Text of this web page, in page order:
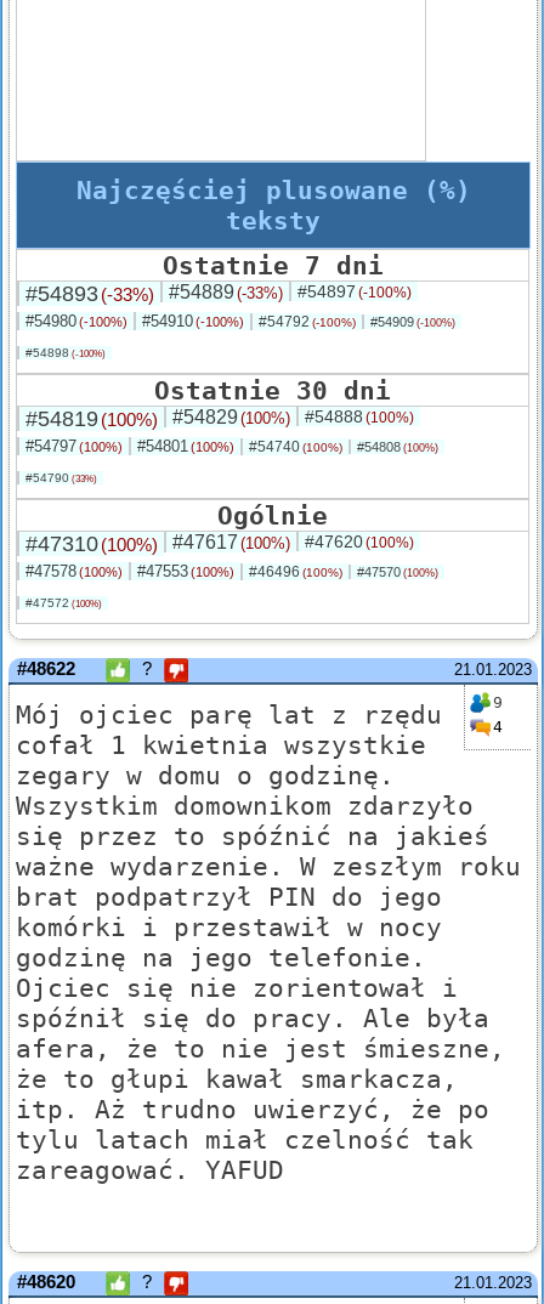
Najczęściej plusowane (%)
teksty
Ostatnie 7 dni
#54893(-33%) #54889(-33%) #54897 (-100%)
#54980(-100%) #54910(-100%) #54792 (-100%) #54909 (-100%)
#54898 (-100%)
Ostatnie 30 dni
#54819(100%) #54829(100%) #54888 (100%)
#54797(100%) #54801(100%) #54740(100%) #54808 (100%)
#54790 (33%)
Ogólnie
#47310(100%) #47617 (100%) #47620(100%)
#47578(100%) #47553(100%) #46496 (100%) #47570 (100%)
#47572 (100%)
21.01.2023
#48622 ?
9
4
Mój ojciec parę lat z rzędu
cofał 1 kwietnia wszystkie
zegary w domu o godzinę.
Wszystkim domownikom zdarzyło
się przez to spóźnić na jakieś
ważne wydarzenie. W zeszłym roku
brat podpatrzył PIN do jego
komórki i przestawił w nocy
godzinę na jego telefonie.
Ojciec się nie zorientował i
spóźnił się do pracy. Ale była
afera, że to nie jest śmieszne,
że to głupi kawał smarkacza,
itp. Aż trudno uwierzyć, że po
tylu latach miał czelność tak
zareagować. YAFUD
21.01.2023
#48620 ?